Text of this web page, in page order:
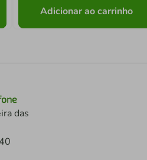
Adicionar ao carrinho
das